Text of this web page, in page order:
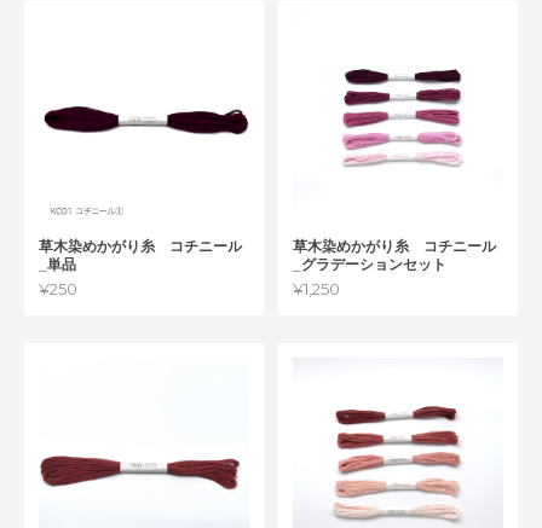
草木染めかがり糸 コチニール
_単品
¥250
草木染めかがり糸 コチニール
_グラデーションセット
¥1,250